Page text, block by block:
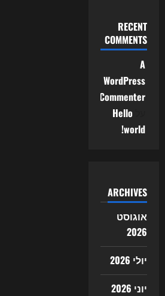
RECENT
COMMENTS
A
WordPress
Commenter
Hello
world!
ARCHIVES
אוגוסט
2026
יולי 2026
יוני 2026